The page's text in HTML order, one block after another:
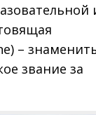
–
звание за